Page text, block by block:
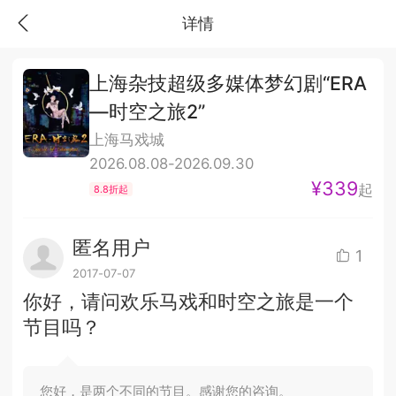
详情
上海杂技超级多媒体梦幻剧“ERA
—时空之旅2”
上海马戏城
2026.08.08-2026.09.30
8.8折起 ¥339起
匿名用户
2017-07-07
1
你好，请问欢乐马戏和时空之旅是一个
节目吗？
您好，是两个不同的节目。感谢您的咨询。